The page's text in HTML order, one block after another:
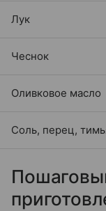
Лук
Чеснок
Оливковое масло
Соль, перец,